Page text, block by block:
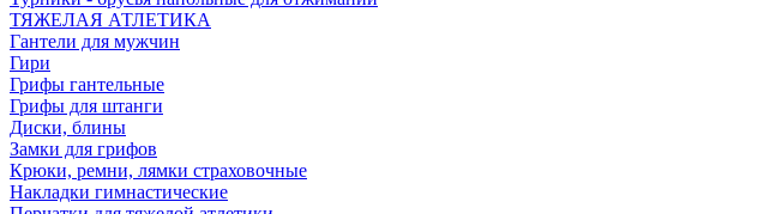
ТЯЖЕЛАЯ АТЛЕТИКА
Гантели для мужчин
Гири
Грифы гантельные
Грифы для штанги
Диски, блины
Замки для грифов
Крюки, ремни, лямки страховочные
Накладки гимнастические